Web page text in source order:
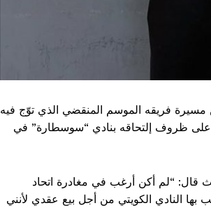
فريقه الموسم المنقضي الذي توّج فيه
على ظروف إلتحاقه بنادي “سوسطارة” في
قال: “لم أكن أرغب في مغادرة اتحاد
النادي الكويتي من أجل بيع عقدي لأنني